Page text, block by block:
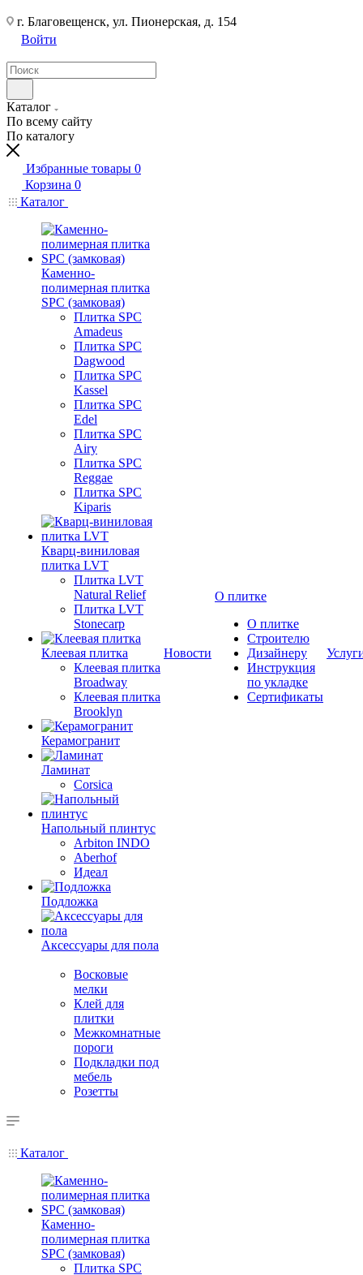
г. Благовещенск, ул. Пионерская, д. 154
Войти
Каталог
По всему сайту
По каталогу
Избранные товары 0
Корзина 0
Каталог
Каменно-
полимерная плитка
SPC (замковая)
Плитка SPC
Amadeus
Плитка SPC
Dagwood
Плитка SPC
Kassel
Плитка SPC
Edel
Плитка SPC
Airy
Плитка SPC
Reggae
Плитка SPC
Kiparis
Кварц-виниловая
плитка LVT
Плитка LVT
Natural Relief
Плитка LVT
Stonecarp
Клеевая плитка
Клеевая плитка
Broadway
Клеевая плитка
Brooklyn
Керамогранит
Ламинат
Corsica
Напольный плинтус
Arbiton INDO
Aberhof
Идеал
Подложка
Аксессуары для пола
Восковые
мелки
Клей для
плитки
Межкомнатные
пороги
Подкладки под
мебель
Розетты
Новости
О плитке
О плитке
Строителю
Дизайнеру
Инструкция
по укладке
Сертификаты
Каталог
Каменно-
полимерная плитка
SPC (замковая)
Плитка SPC